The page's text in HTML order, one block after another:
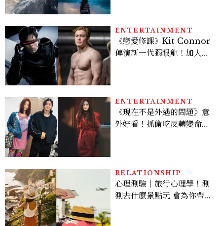
ENTERTAINMENT
《戀愛修課》Kit Connor
傳演新一代獨眼龍！加入新
ENTERTAINMENT
《現在不是外遇的問題》意
外好看！抓偷吃反轉變命
看點懶人包
RELATIONSHIP
心理測驗｜旅行心理學！測
測去什麼景點玩 會為你帶來